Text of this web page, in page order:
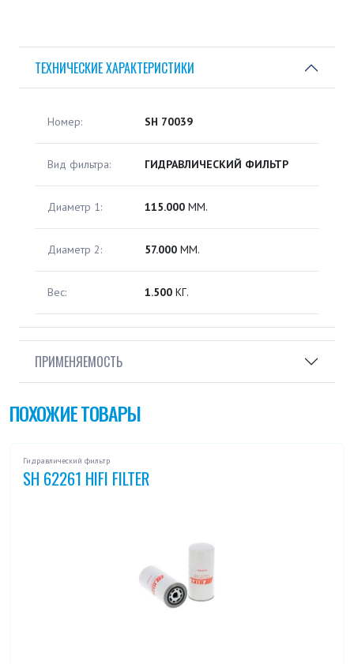
ТЕХНИЧЕСКИЕ ХАРАКТЕРИСТИКИ
Номер: SH 70039
Вид фильтра: ГИДРАВЛИЧЕСКИЙ ФИЛЬТР
Диаметр 1: 115.000 ММ.
Диаметр 2: 57.000 ММ.
Вес: 1.500 КГ.
ПРИМЕНЯЕМОСТЬ
ПОХОЖИЕ ТОВАРЫ
Гидравлический фильтр
SH 62261 HIFI FILTER